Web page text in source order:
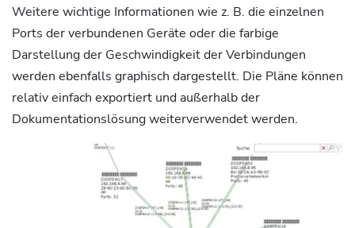
Weitere wichtige Informationen wie z. B. die einzelnen
Ports der verbundenen Geräte oder die farbige
Darstellung der Geschwindigkeit der Verbindungen
werden ebenfalls graphisch dargestellt. Die Pläne können
relativ einfach exportiert und außerhalb der
Dokumentationslösung weiterverwendet werden.